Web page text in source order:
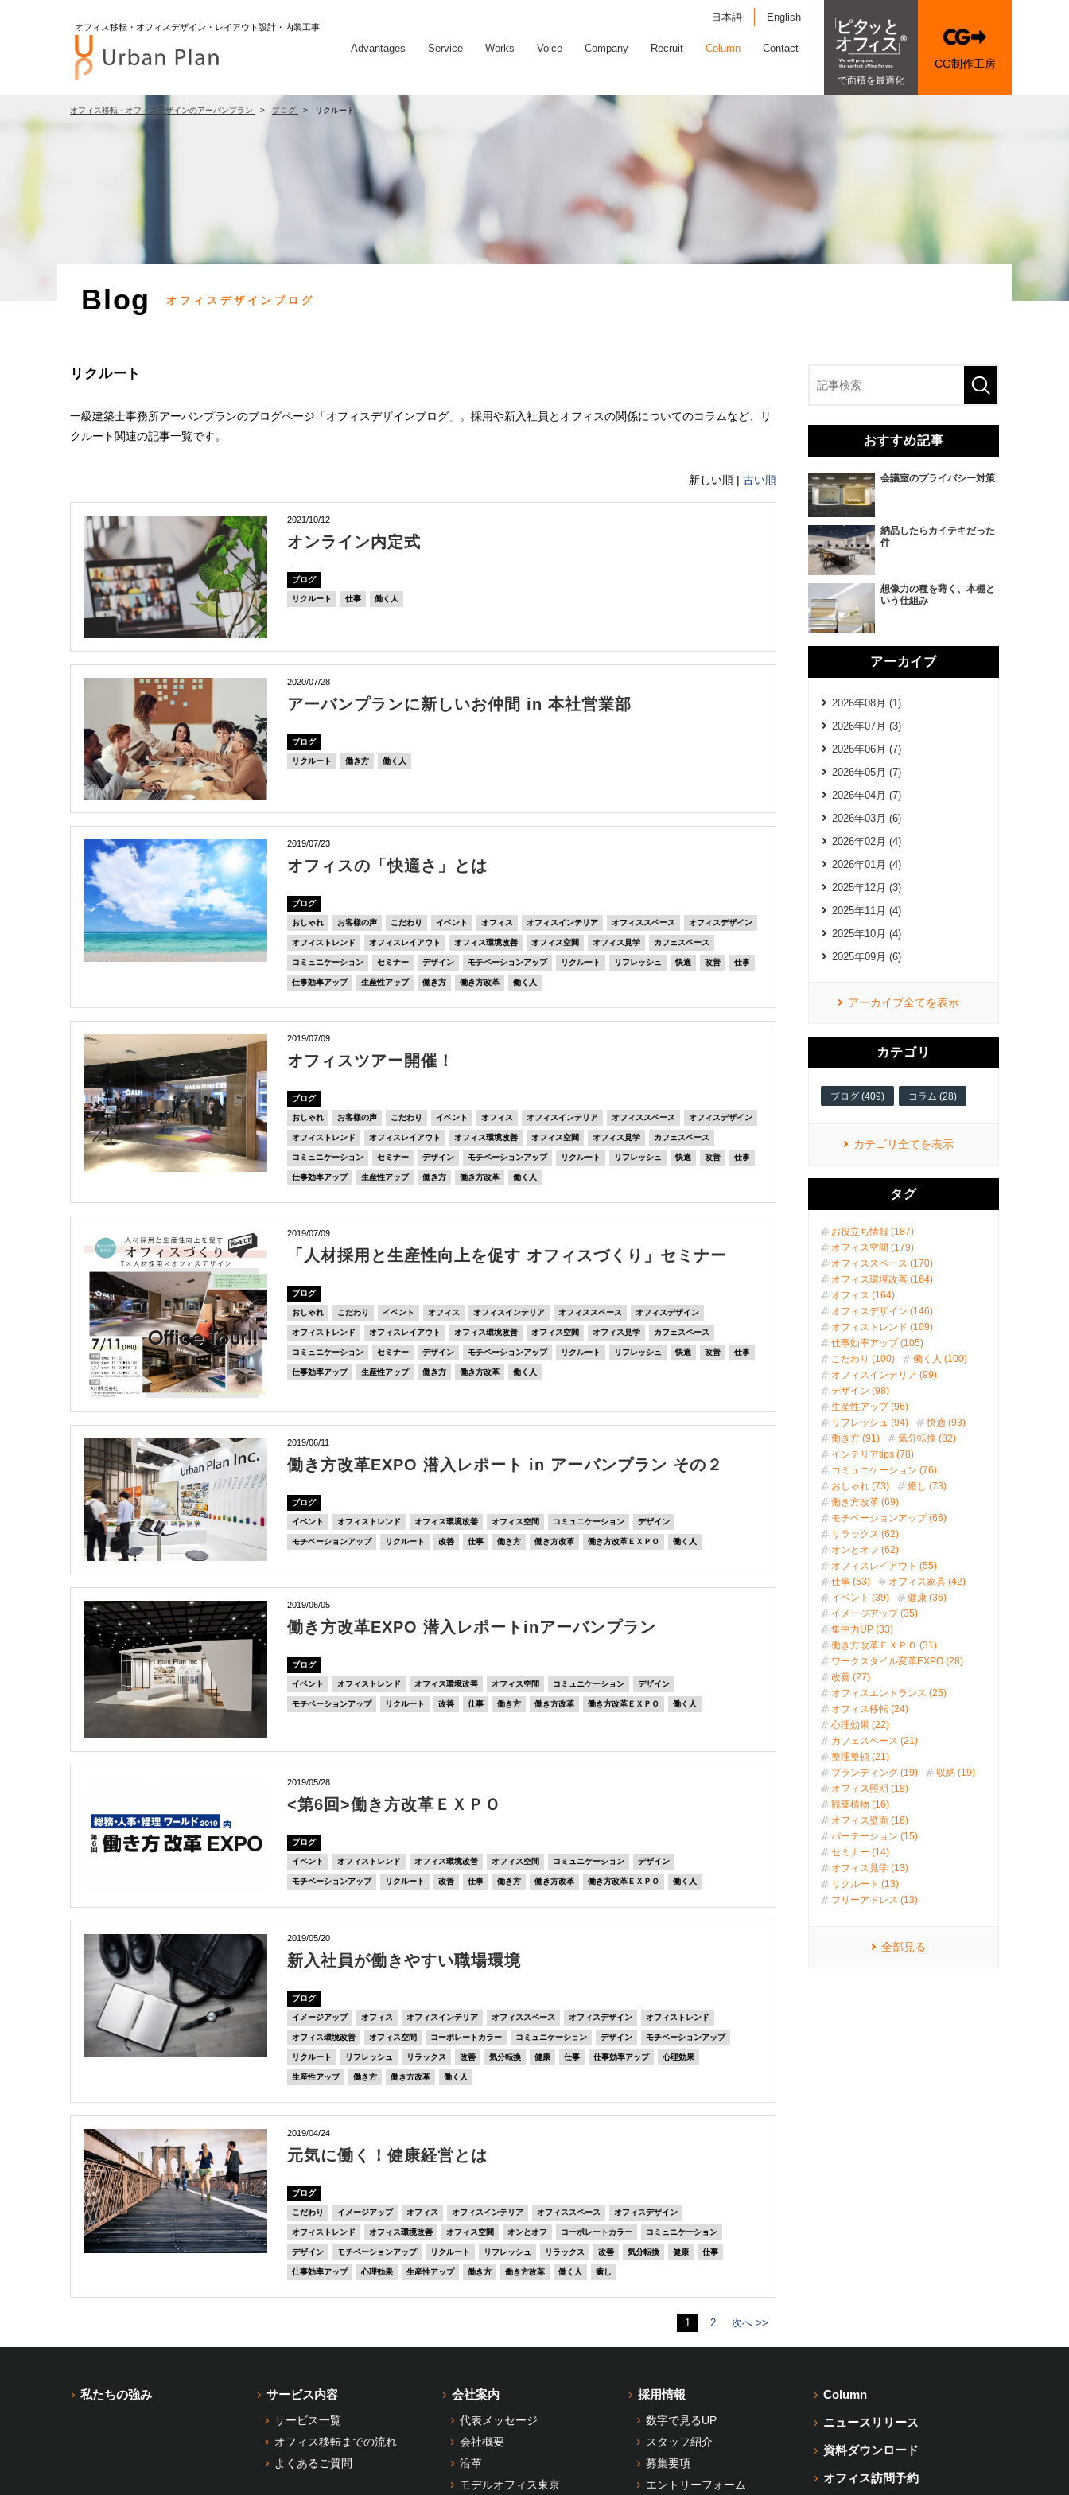
オフィス移転・オフィスデザイン・レイアウト設計・内装工事
日本語 English
Advantages Service Works Voice Company Recruit Column Contact
で面積を最適化
CG制作工房
オフィス移転・オフィスデザインのアーバンプラン ブログ リクルート
Blog オフィスデザインブログ
リクルート
一級建築士事務所アーバンプランのブログページ「オフィスデザインブログ」。採用や新入社員とオフィスの関係についてのコラムなど、リ
クルート関連の記事一覧です。
新しい順 | 古い順
2021/10/12
オンライン内定式
ブログ
リクルート 仕事 働く人
2020/07/28
アーバンプランに新しいお仲間 in 本社営業部
ブログ
リクルート 働き方 働く人
2019/07/23
オフィスの「快適さ」とは
ブログ
おしゃれ お客様の声 こだわり イベント オフィス オフィスインテリア オフィススペース オフィスデザイン
オフィストレンド オフィスレイアウト オフィス環境改善 オフィス空間 オフィス見学 カフェスペース
コミュニケーション セミナー デザイン モチベーションアップ リクルート リフレッシュ 快適 改善 仕事
仕事効率アップ 生産性アップ 働き方 働き方改革 働く人
2019/07/09
オフィスツアー開催！
ブログ
おしゃれ お客様の声 こだわり イベント オフィス オフィスインテリア オフィススペース オフィスデザイン
オフィストレンド オフィスレイアウト オフィス環境改善 オフィス空間 オフィス見学 カフェスペース
コミュニケーション セミナー デザイン モチベーションアップ リクルート リフレッシュ 快適 改善 仕事
仕事効率アップ 生産性アップ 働き方 働き方改革 働く人
2019/07/09
「人材採用と生産性向上を促す オフィスづくり」セミナー
ブログ
おしゃれ こだわり イベント オフィス オフィスインテリア オフィススペース オフィスデザイン
オフィストレンド オフィスレイアウト オフィス環境改善 オフィス空間 オフィス見学 カフェスペース
コミュニケーション セミナー デザイン モチベーションアップ リクルート リフレッシュ 快適 改善 仕事
仕事効率アップ 生産性アップ 働き方 働き方改革 働く人
2019/06/11
働き方改革EXPO 潜入レポート in アーバンプラン その２
ブログ
イベント オフィストレンド オフィス環境改善 オフィス空間 コミュニケーション デザイン
モチベーションアップ リクルート 改善 仕事 働き方 働き方改革 働き方改革ＥＸＰＯ 働く人
2019/06/05
働き方改革EXPO 潜入レポートinアーバンプラン
ブログ
イベント オフィストレンド オフィス環境改善 オフィス空間 コミュニケーション デザイン
モチベーションアップ リクルート 改善 仕事 働き方 働き方改革 働き方改革ＥＸＰＯ 働く人
2019/05/28
<第6回>働き方改革ＥＸＰＯ
ブログ
イベント オフィストレンド オフィス環境改善 オフィス空間 コミュニケーション デザイン
モチベーションアップ リクルート 改善 仕事 働き方 働き方改革 働き方改革ＥＸＰＯ 働く人
2019/05/20
新入社員が働きやすい職場環境
ブログ
イメージアップ オフィス オフィスインテリア オフィススペース オフィスデザイン オフィストレンド
オフィス環境改善 オフィス空間 コーポレートカラー コミュニケーション デザイン モチベーションアップ
リクルート リフレッシュ リラックス 改善 気分転換 健康 仕事 仕事効率アップ 心理効果
生産性アップ 働き方 働き方改革 働く人
2019/04/24
元気に働く！健康経営とは
ブログ
こだわり イメージアップ オフィス オフィスインテリア オフィススペース オフィスデザイン
オフィストレンド オフィス環境改善 オフィス空間 オンとオフ コーポレートカラー コミュニケーション
デザイン モチベーションアップ リクルート リフレッシュ リラックス 改善 気分転換 健康 仕事
仕事効率アップ 心理効果 生産性アップ 働き方 働き方改革 働く人 癒し
1 2 次へ >>
おすすめ記事
会議室のプライバシー対策
納品したらカイテキだった
件
想像力の種を蒔く、本棚と
いう仕組み
アーカイブ
2026年08月 (1)
2026年07月 (3)
2026年06月 (7)
2026年05月 (7)
2026年04月 (7)
2026年03月 (6)
2026年02月 (4)
2026年01月 (4)
2025年12月 (3)
2025年11月 (4)
2025年10月 (4)
2025年09月 (6)
アーカイブ全てを表示
カテゴリ
ブログ (409) コラム (28)
カテゴリ全てを表示
タグ
お役立ち情報 (187)
オフィス空間 (179)
オフィススペース (170)
オフィス環境改善 (164)
オフィス (164)
オフィスデザイン (146)
オフィストレンド (109)
仕事効率アップ (105)
こだわり (100)
働く人 (100)
オフィスインテリア (99)
デザイン (98)
生産性アップ (96)
リフレッシュ (94)
快適 (93)
働き方 (91)
気分転換 (82)
インテリアtips (78)
コミュニケーション (76)
おしゃれ (73)
癒し (73)
働き方改革 (69)
モチベーションアップ (66)
リラックス (62)
オンとオフ (62)
オフィスレイアウト (55)
仕事 (53)
オフィス家具 (42)
イベント (39)
健康 (36)
イメージアップ (35)
集中力UP (33)
働き方改革ＥＸＰＯ (31)
ワークスタイル変革EXPO (28)
改善 (27)
オフィスエントランス (25)
オフィス移転 (24)
心理効果 (22)
カフェスペース (21)
整理整頓 (21)
ブランディング (19)
収納 (19)
オフィス照明 (18)
観葉植物 (16)
オフィス壁面 (16)
パーテーション (15)
セミナー (14)
オフィス見学 (13)
リクルート (13)
フリーアドレス (13)
全部見る
私たちの強み サービス内容
サービス一覧
オフィス移転までの流れ
よくあるご質問
会社案内
代表メッセージ
会社概要
沿革
モデルオフィス東京
採用情報
数字で見るUP
スタッフ紹介
募集要項
エントリーフォーム
Column
ニュースリリース
資料ダウンロード
オフィス訪問予約